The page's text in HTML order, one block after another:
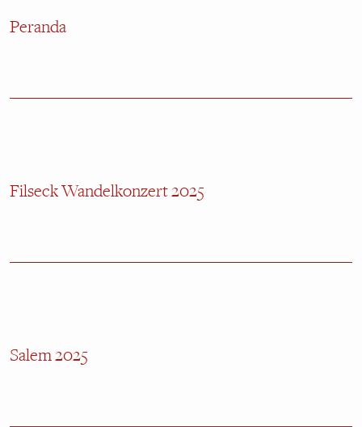
Peranda
Filseck Wandelkonzert 2025
Salem 2025